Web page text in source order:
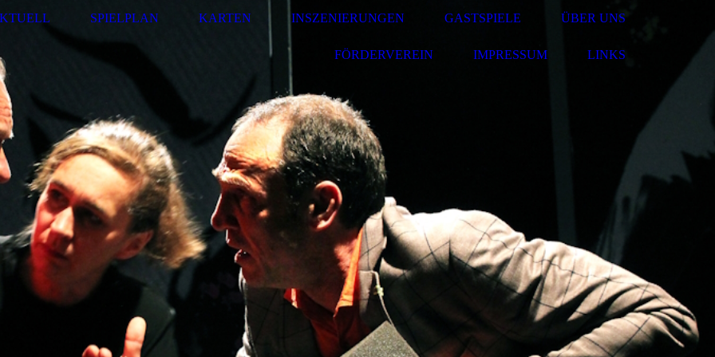
SPIELPLAN KARTEN INSZENIERUNGEN GASTSPIELE ÜBER UNS
FÖRDERVEREIN IMPRESSUM LINKS